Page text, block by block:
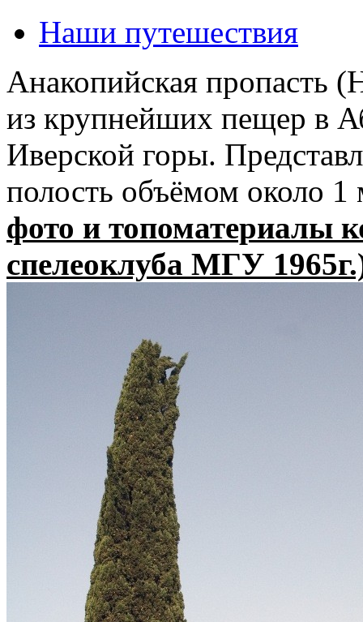
Наши путешествия
Анакопийская пропасть
из крупнейших пещер в
Иверской горы.
полость объёмом около
фото и топоматериалы
спелеоклуба МГУ